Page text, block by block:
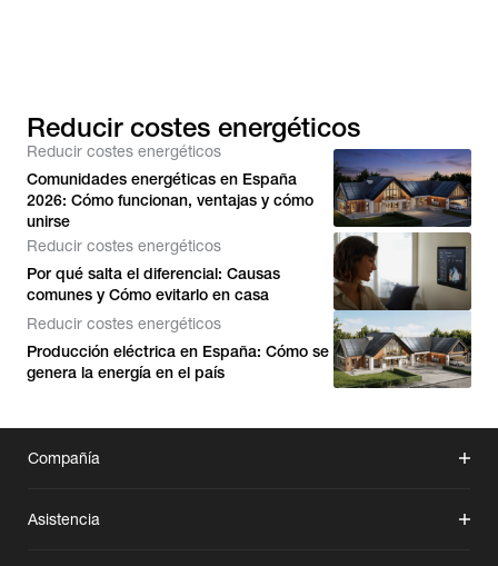
Reducir costes energéticos
Reducir costes energéticos
Comunidades energéticas en España
2026: Cómo funcionan, ventajas y cómo
unirse
Reducir costes energéticos
Por qué salta el diferencial: Causas
comunes y Cómo evitarlo en casa
Reducir costes energéticos
Producción eléctrica en España: Cómo se
genera la energía en el país
Compañía
Asistencia